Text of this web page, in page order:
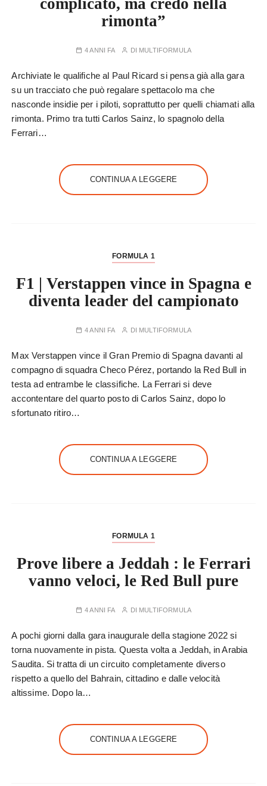
complicato, ma credo nella
rimonta”
4 ANNI FA DI MULTIFORMULA
Archiviate le qualifiche al Paul Ricard si pensa già alla gara
su un tracciato che può regalare spettacolo ma che
nasconde insidie per i piloti, soprattutto per quelli chiamati alla
rimonta. Primo tra tutti Carlos Sainz, lo spagnolo della
Ferrari…
CONTINUA A LEGGERE
FORMULA 1
F1 | Verstappen vince in Spagna e
diventa leader del campionato
4 ANNI FA DI MULTIFORMULA
Max Verstappen vince il Gran Premio di Spagna davanti al
compagno di squadra Checo Pérez, portando la Red Bull in
testa ad entrambe le classifiche. La Ferrari si deve
accontentare del quarto posto di Carlos Sainz, dopo lo
sfortunato ritiro…
CONTINUA A LEGGERE
FORMULA 1
Prove libere a Jeddah : le Ferrari
vanno veloci, le Red Bull pure
4 ANNI FA DI MULTIFORMULA
A pochi giorni dalla gara inaugurale della stagione 2022 si
torna nuovamente in pista. Questa volta a Jeddah, in Arabia
Saudita. Si tratta di un circuito completamente diverso
rispetto a quello del Bahrain, cittadino e dalle velocità
altissime. Dopo la…
CONTINUA A LEGGERE